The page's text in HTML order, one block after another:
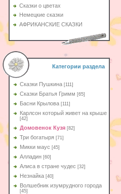
Сказки о цветах
Немецкие сказки
АФРИКАНСКИЕ СКАЗКИ
Категории раздела
Сказки Пушкина [111]
Сказки Братья Гримм [65]
Басни Крылова [111]
Карлсон который живет на крыше
[42]
Домовенок Кузя [82]
Три богатыря [71]
Микки маус [45]
Алладин [60]
Aлиса в стране чудес [32]
Незнайка [40]
Волшебник изумрудного города
[45]